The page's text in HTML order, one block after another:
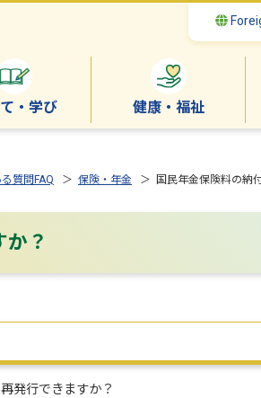
・学び 健康・福祉
質問FAQ ＞ 保険・年金 ＞ 国民年金保険料の納
？
発行できますか？